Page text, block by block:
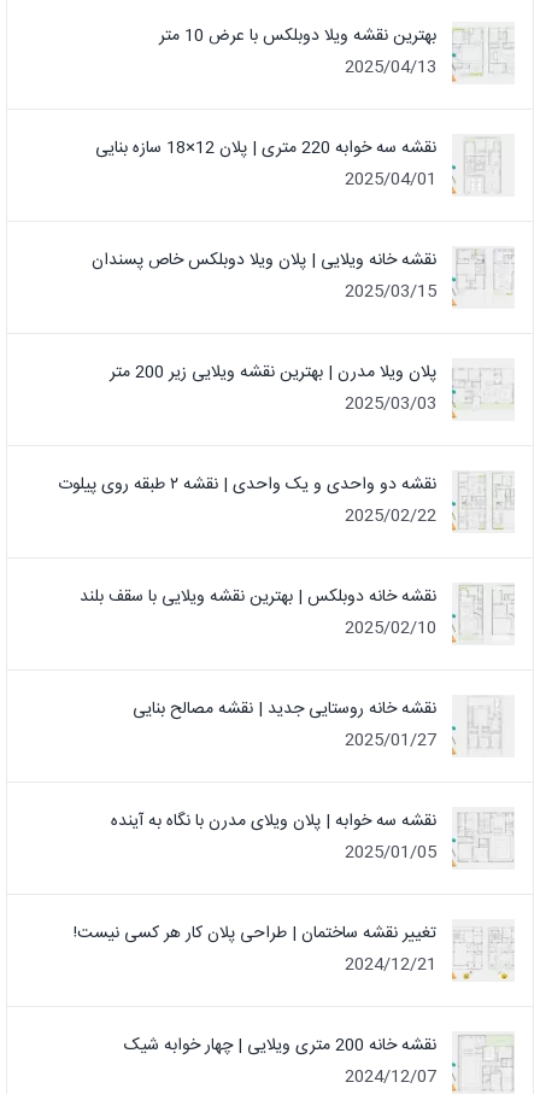
بهترین نقشه ویلا دوبلکس با عرض 10 متر
2025/04/13
نقشه سه خوابه 220 متری | پلان 12×18 سازه بنایی
2025/04/01
نقشه خانه ویلایی | پلان ویلا دوبلکس خاص پسندان
2025/03/15
پلان ویلا مدرن | بهترین نقشه ویلایی زیر 200 متر
2025/03/03
نقشه دو واحدی و یک واحدی | نقشه ۲ طبقه روی پیلوت
2025/02/22
نقشه خانه دوبلکس | بهترین نقشه ویلایی با سقف بلند
2025/02/10
نقشه خانه روستایی جدید | نقشه مصالح بنایی
2025/01/27
نقشه سه خوابه | پلان ویلای مدرن با نگاه به آینده
2025/01/05
تغییر نقشه ساختمان | طراحی پلان کار هر کسی نیست!
2024/12/21
نقشه خانه 200 متری ویلایی | چهار خوابه شیک
2024/12/07